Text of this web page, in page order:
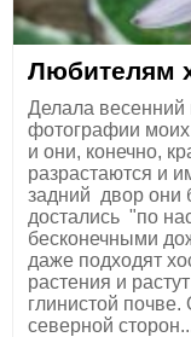
Любителям
Делала весенний
фотографии моих
и они, конечно,
разрастаются и
задний двор они
достались "по
бесконечными
даже подходят
растения и
глинистой почве.
северной